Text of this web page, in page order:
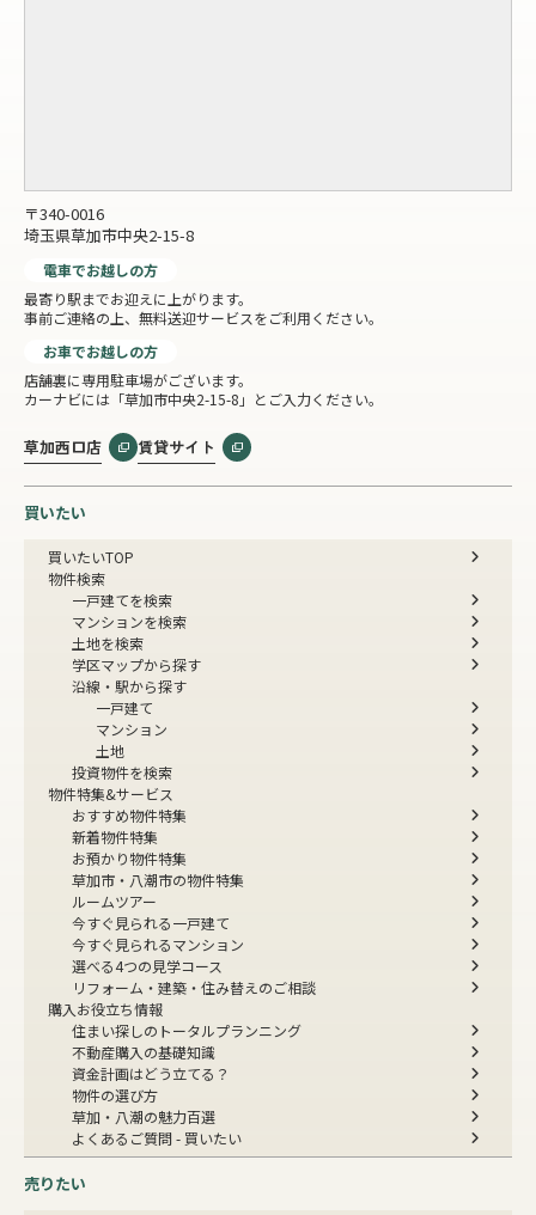
〒340-0016
埼玉県草加市中央2-15-8
電車でお越しの方
最寄り駅までお迎えに上がります。
事前ご連絡の上、無料送迎サービスをご利用ください。
お車でお越しの方
店舗裏に専用駐車場がございます。
カーナビには「草加市中央2-15-8」とご入力ください。
草加西口店 賃貸サイト
買いたい
買いたいTOP
物件検索
一戸建てを検索
マンションを検索
土地を検索
学区マップから探す
沿線・駅から探す
一戸建て
マンション
土地
投資物件を検索
物件特集&サービス
おすすめ物件特集
新着物件特集
お預かり物件特集
草加市・八潮市の物件特集
ルームツアー
今すぐ見られる一戸建て
今すぐ見られるマンション
選べる4つの見学コース
リフォーム・建築・住み替えのご相談
購入お役立ち情報
住まい探しのトータルプランニング
不動産購入の基礎知識
資金計画はどう立てる？
物件の選び方
草加・八潮の魅力百選
よくあるご質問 - 買いたい
売りたい